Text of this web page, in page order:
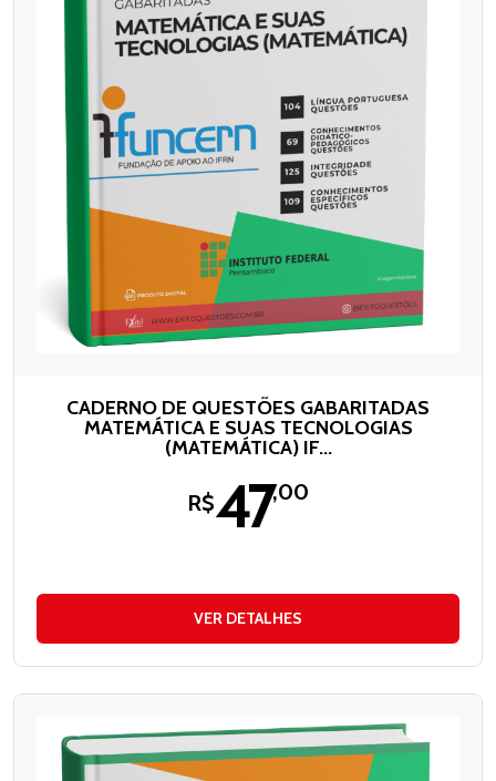
CADERNO DE QUESTÕES GABARITADAS
MATEMÁTICA E SUAS TECNOLOGIAS
(MATEMÁTICA) IF...
R$47,00
VER DETALHES